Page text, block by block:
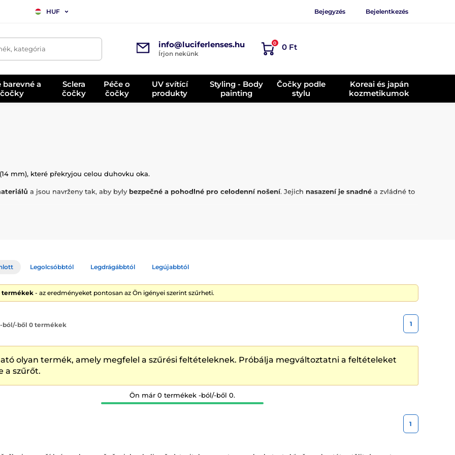
HUF Bejegyzés Bejelentkezés
kategória info@luciferlenses.hu
Írjon nekünk
0 0 Ft
a
Sclera
čočky
Péče o
čočky
UV svítící
produkty
Styling - Body
painting
Čočky podle
stylu
Koreai és japán
kozmetikumok
mm), které překryjou celou duhovku oka.
a jsou navrženy tak, aby byly bezpečné a pohodlné pro celodenní nošení. Jejich nasazení je snadné a zvládné to
pro nasazení čoček
Legolcsóbbtól Legdrágábbtól Legújabbtól
termékek - az eredményeket pontosan az Ön igényei szerint szűrheti.
ból/-ből 0 termékek 1
olyan termék, amely megfelel a szűrési feltételeknek. Próbálja megváltoztatni a feltételeket
a szűrőt.
Ön már 0 termékek -ból/-ből 0.
1